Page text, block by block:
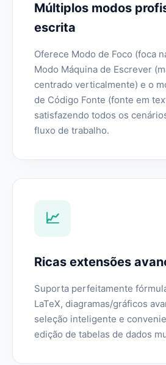
Múltiplos modos
escrita
Oferece Modo de Foco (foca
Modo Máquina de Escrever
centrado verticalmente) e o
de Código Fonte (fonte em
satisfazendo todos os
fluxo de trabalho.
📈
Ricas extensões
Suporta perfeitamente
LaTeX, diagramas/gráficos
seleção inteligente e
edição de tabelas de dados